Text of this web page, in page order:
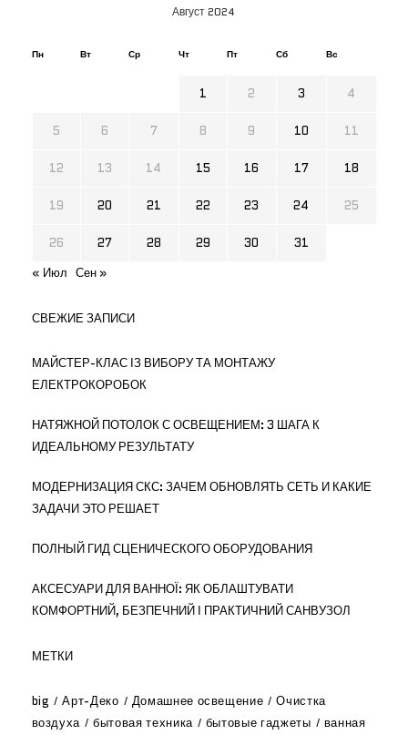
Август 2024
Пн Вт Ср Чт Пт Сб Вс
1 2 3 4
5 6 7 8 9 10 11
12 13 14 15 16 17 18
19 20 21 22 23 24 25
26 27 28 29 30
31
« Июл Сен »
СВЕЖИЕ ЗАПИСИ
МАЙСТЕР-КЛАС ІЗ ВИБОРУ ТА МОНТАЖУ
ЕЛЕКТРОКОРОБОК
НАТЯЖНОЙ ПОТОЛОК С ОСВЕЩЕНИЕМ: 3 ШАГА К
ИДЕАЛЬНОМУ РЕЗУЛЬТАТУ
МОДЕРНИЗАЦИЯ СКС: ЗАЧЕМ ОБНОВЛЯТЬ СЕТЬ И КАКИЕ
ЗАДАЧИ ЭТО РЕШАЕТ
ПОЛНЫЙ ГИД СЦЕНИЧЕСКОГО ОБОРУДОВАНИЯ
АКСЕСУАРИ ДЛЯ ВАННОЇ: ЯК ОБЛАШТУВАТИ
КОМФОРТНИЙ, БЕЗПЕЧНИЙ І ПРАКТИЧНИЙ САНВУЗОЛ
МЕТКИ
big Арт-Деко Домашнее освещение
Очистка
воздуха
бытовая техника бытовые гаджеты
ванная